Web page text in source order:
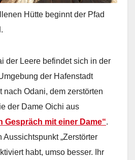
Hütte beginnt der Pfad
der Leere befindet sich in der
der Hafenstadt
nach Odani, dem zerstörten
der Dame Oichi aus
Gespräch mit einer Dame“.
„Zerstörter
habt, umso besser. Ihr